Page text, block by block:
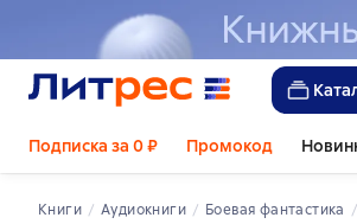
Подписка за 0 ₽ Промокод
Книги Аудиокниги боевая фантастика